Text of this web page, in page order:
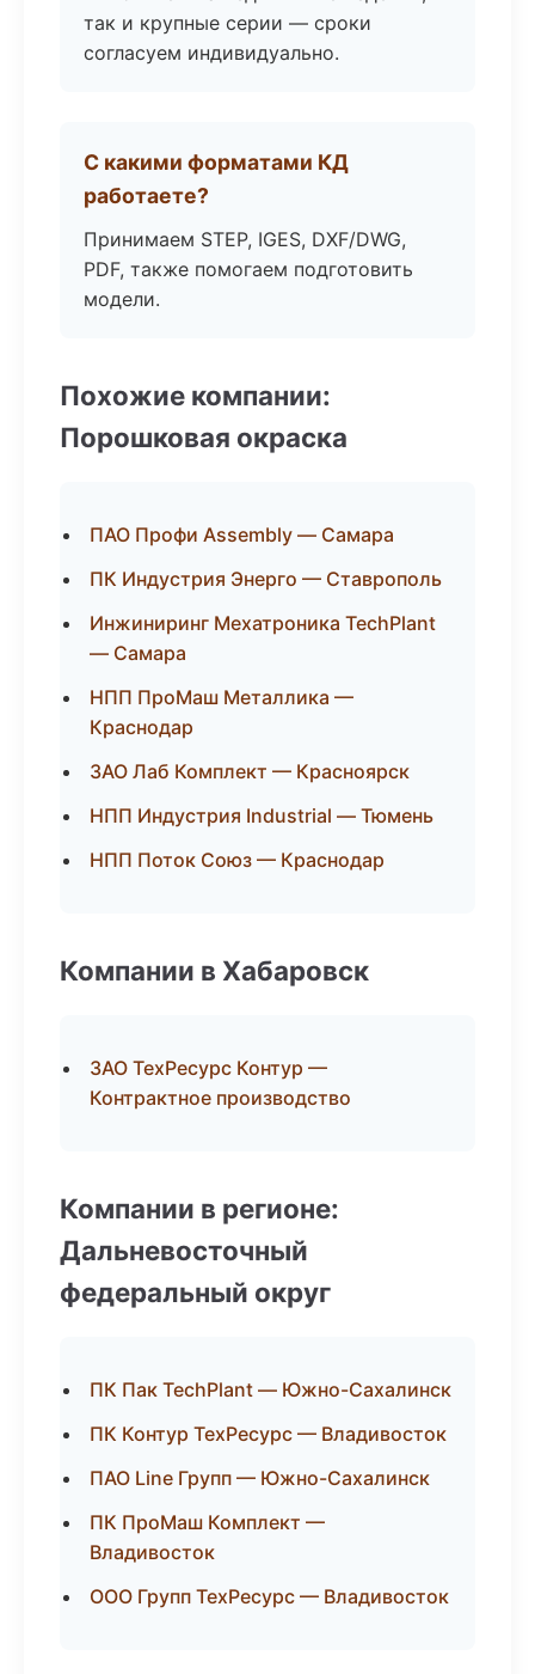
так и крупные серии — сроки
согласуем индивидуально.
С какими форматами КД
работаете?
Принимаем STEP, IGES, DXF/DWG,
PDF, также помогаем подготовить
модели.
Похожие компании:
Порошковая окраска
ПАО Профи Assembly — Самара
ПК Индустрия Энерго — Ставрополь
Инжиниринг Мехатроника TechPlant
— Самара
НПП ПроМаш Металлика —
Краснодар
ЗАО Лаб Комплект — Красноярск
НПП Индустрия Industrial — Тюмень
НПП Поток Союз — Краснодар
Компании в Хабаровск
ЗАО ТехРесурс Контур —
Контрактное производство
Компании в регионе:
Дальневосточный
федеральный округ
ПК Пак TechPlant — Южно-Сахалинск
ПК Контур ТехРесурс — Владивосток
ПАО Line Групп — Южно-Сахалинск
ПК ПроМаш Комплект —
Владивосток
ООО Групп ТехРесурс — Владивосток